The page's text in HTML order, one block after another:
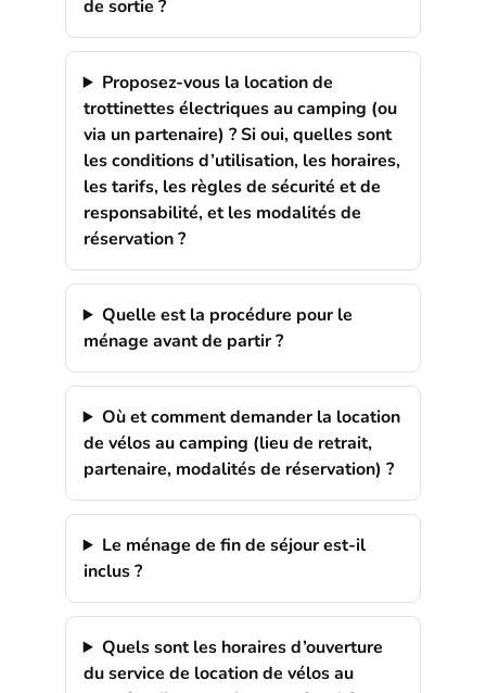
de sortie ?
Proposez-vous la location de
trottinettes électriques au camping (ou
via un partenaire) ? Si oui, quelles sont
les conditions d’utilisation, les horaires,
les tarifs, les règles de sécurité et de
responsabilité, et les modalités de
réservation ?
Quelle est la procédure pour le
ménage avant de partir ?
Où et comment demander la location
de vélos au camping (lieu de retrait,
partenaire, modalités de réservation) ?
Le ménage de fin de séjour est-il
inclus ?
Quels sont les horaires d’ouverture
du service de location de vélos au